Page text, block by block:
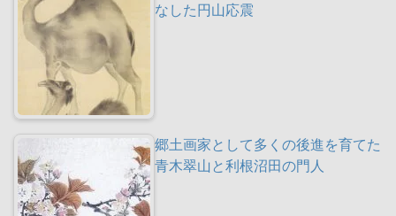
なした円山応震
郷土画家として多くの後進を育てた
青木翠山と利根沼田の門人